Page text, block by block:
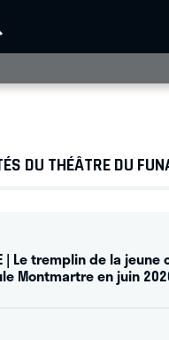
DU THÉÂTRE DU
| Le tremplin de la
Montmartre en juin